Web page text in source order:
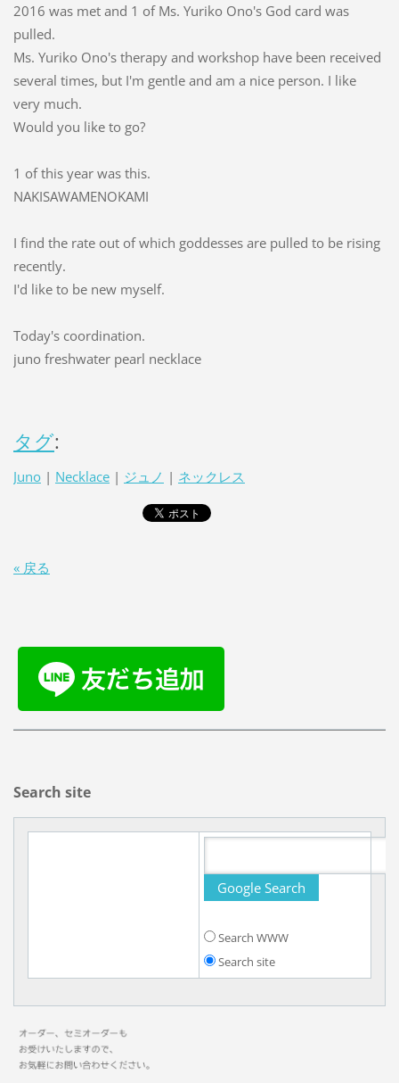
2016 was met and 1 of Ms. Yuriko Ono's God card was
pulled.
Ms. Yuriko Ono's therapy and workshop have been received
several times, but I'm gentle and am a nice person. I like
very much.
Would you like to go?
1 of this year was this.
NAKISAWAMENOKAMI
I find the rate out of which goddesses are pulled to be rising
recently.
I'd like to be new myself.
Today's coordination.
juno freshwater pearl necklace
タグ:
Juno | Necklace | ジュノ | ネックレス
« 戻る
Search site
Search WWW
Search site